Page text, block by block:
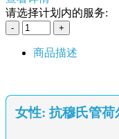
请选择计划内的服务:
商品描述
女性: 抗穆氏管荷